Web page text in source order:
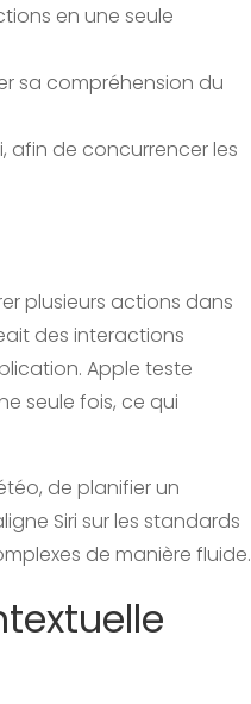
en une seule
sa compréhension du
afin de concurrencer les
plusieurs actions dans
des interactions
Apple teste
seule fois, ce qui
de planifier un
Siri sur les standards
de manière fluide.